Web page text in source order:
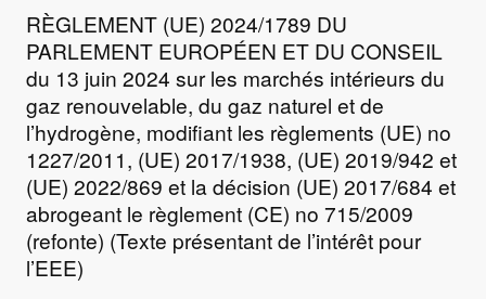
RÈGLEMENT (UE) 2024/1789 DU
PARLEMENT EUROPÉEN ET DU CONSEIL
du 13 juin 2024 sur les marchés intérieurs du
gaz renouvelable, du gaz naturel et de
l’hydrogène, modifiant les règlements (UE) no
1227/2011, (UE) 2017/1938, (UE) 2019/942 et
(UE) 2022/869 et la décision (UE) 2017/684 et
abrogeant le règlement (CE) no 715/2009
(refonte) (Texte présentant de l’intérêt pour
l’EEE)